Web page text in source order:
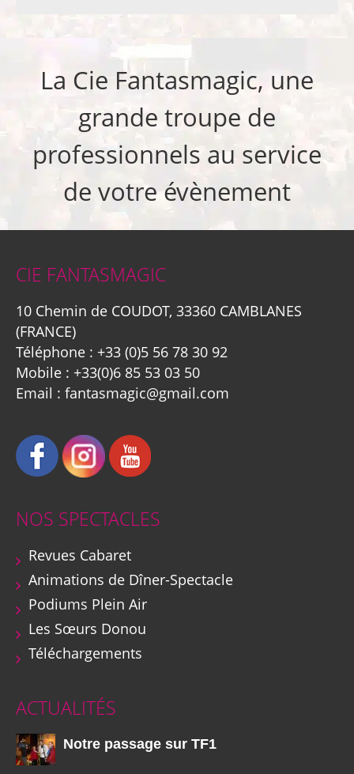
La Cie Fantasmagic, une
grande troupe de
professionnels au service
de votre évènement
CIE FANTASMAGIC
10 Chemin de COUDOT, 33360 CAMBLANES
(FRANCE)
Téléphone : +33 (0)5 56 78 30 92
Mobile : +33(0)6 85 53 03 50
Email : fantasmagic@gmail.com
NOS SPECTACLES
Revues Cabaret
Animations de Dîner-Spectacle
Podiums Plein Air
Les Sœurs Donou
Téléchargements
ACTUALITÉS
Notre passage sur TF1